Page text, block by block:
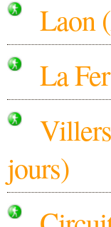
Laon
La
jours)